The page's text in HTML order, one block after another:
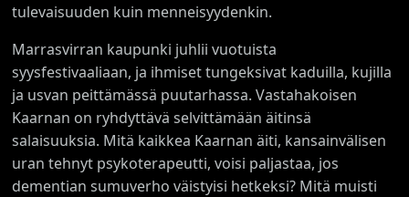
tulevaisuuden kuin menneisyydenkin.
Marrasvirran kaupunki juhlii vuotuista
syysfestivaaliaan, ja ihmiset tungeksivat kaduilla, kujilla
ja usvan peittämässä puutarhassa. Vastahakoisen
Kaarnan on ryhdyttävä selvittämään äitinsä
salaisuuksia. Mitä kaikkea Kaarnan äiti, kansainvälisen
uran tehnyt psykoterapeutti, voisi paljastaa, jos
dementian sumuverho väistyisi hetkeksi? Mitä muisti